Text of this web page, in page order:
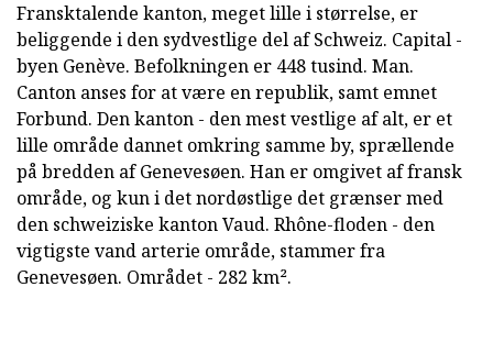
Fransktalende kanton, meget lille i størrelse, er
beliggende i den sydvestlige del af Schweiz. Capital -
byen Genève. Befolkningen er 448 tusind. Man.
Canton anses for at være en republik, samt emnet
Forbund. Den kanton - den mest vestlige af alt, er et
lille område dannet omkring samme by, sprællende
på bredden af Genevesøen. Han er omgivet af fransk
område, og kun i det nordøstlige det grænser med
den schweiziske kanton Vaud. Rhône-floden - den
vigtigste vand arterie område, stammer fra
Genevesøen. Området - 282 km².